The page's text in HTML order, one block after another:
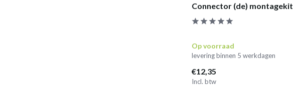
Connector (de) montagekit
Op voorraad
levering binnen 5 werkdagen
€12,35
Incl. btw